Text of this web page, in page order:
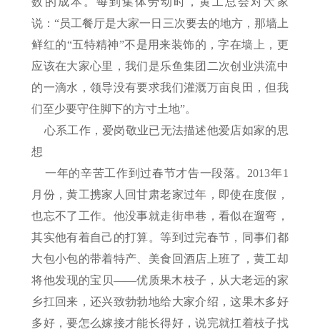
说：“员工餐厅是大家一日三次要去的地方，那墙上
鲜红的“五特精神”不是用来装饰的，字在墙上，更
应该在大家心里，我们是乐鱼集团二次创业洪流中
的一滴水，领导没有要求我们灌溉万亩良田，但我
们至少要守住脚下的方寸土地”。
心系工作，爱岗敬业已无法描述他爱店如家的思
想
一年的辛苦工作到过春节才告一段落。2013年1
月份，黄工携家人回甘肃老家过年，即使在度假，
也忘不了工作。他没事就走街串巷，看似在遛弯，
其实他有着自己的打算。等到过完春节，同事们都
大包小包的带着特产、美食回酒店上班了，黄工却
将他发现的宝贝——优质果木枝子，从大老远的家
乡扛回来，还兴致勃勃地给大家介绍，这果木多好
多好，要怎么嫁接才能长得好，说完就扛着枝子找